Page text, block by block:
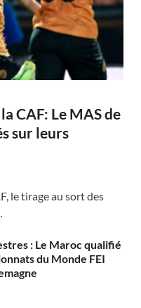
CAF: Le MAS de
sur leurs
le tirage au sort des
: Le Maroc qualifié
du Monde FEI